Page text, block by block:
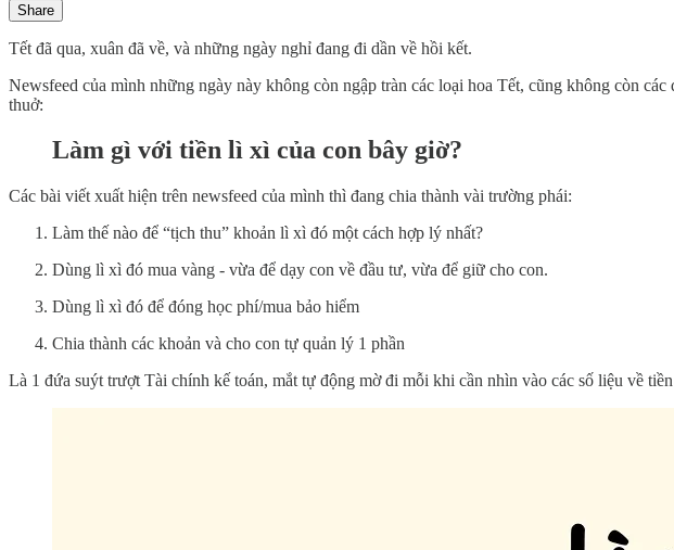
Share
Tết đã qua, xuân đã về, và những ngày nghỉ đang đi dần về hồi kết.
Newsfeed của mình những ngày này không còn ngập tràn các loại hoa Tết, cũng không còn
thuở:
Làm gì với tiền lì xì của con bây giờ?
Các bài viết xuất hiện trên newsfeed của mình thì đang chia thành vài trường phái:
Làm thế nào để “tịch thu” khoản lì xì đó một cách hợp lý nhất?
Dùng lì xì đó mua vàng - vừa để dạy con về đầu tư, vừa để giữ cho con.
Dùng lì xì đó để đóng học phí/mua bảo hiểm
Chia thành các khoản và cho con tự quản lý 1 phần
Là 1 đứa suýt trượt Tài chính kế toán, mắt tự động mờ đi mỗi khi cần nhìn vào các số liệu về